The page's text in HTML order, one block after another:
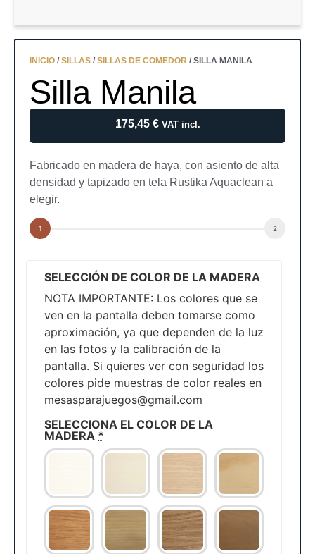
INICIO / SILLAS / SILLAS DE COMEDOR / SILLA MANILA
Silla Manila
175,45 € VAT incl.
Fabricado en madera de haya, con asiento de alta
densidad y tapizado en tela Rustika Aquaclean a
elegir.
SELECCIÓN DE COLOR DE LA MADERA
NOTA IMPORTANTE: Los colores que se
ven en la pantalla deben tomarse como
aproximación, ya que dependen de la luz
en las fotos y la calibración de la
pantalla. Si quieres ver con seguridad los
colores pide muestras de color reales en
mesasparajuegos@gmail.com
SELECCIONA EL COLOR DE LA
MADERA *